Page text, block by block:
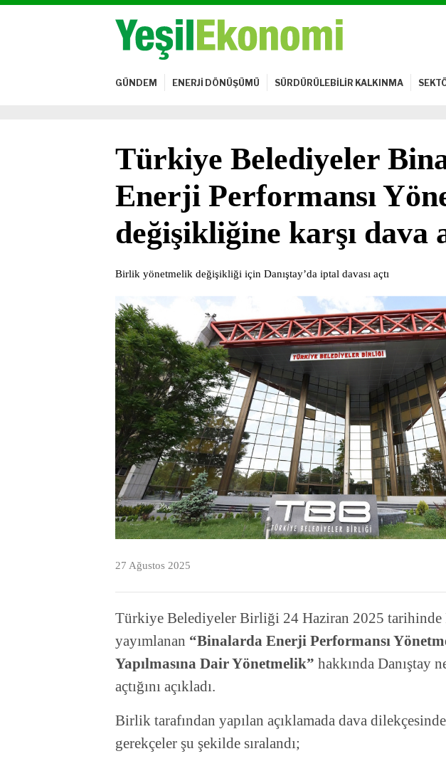
GÜNDEM ENERJİ DÖNÜŞÜMÜ SÜRDÜRÜLEBİLİR KALKINMA
Türkiye Belediyeler
Enerji Performansı
değişikliğine karşı dava
Birlik yönetmelik değişikliği için Danıştay’da iptal davası açtı
27 Ağustos 2025
Türkiye Belediyeler Birliği 24 Haziran 2025 tarihinde
yayımlanan “Binalarda Enerji Performansı
Yapılmasına Dair Yönetmelik” hakkında Danıştay
açtığını açıkladı.
Birlik tarafından yapılan açıklamada dava
gerekçeler şu şekilde sıralandı;